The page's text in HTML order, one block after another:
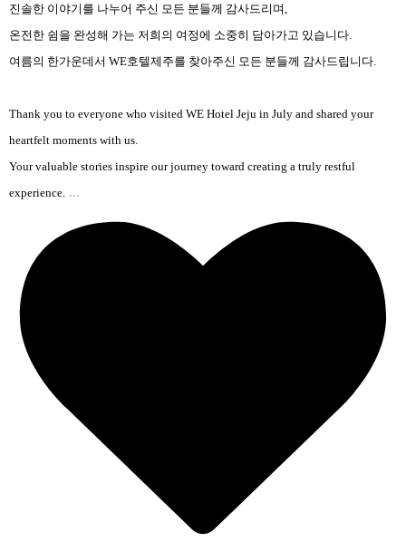
진솔한 이야기를 나누어 주신 모든 분들께 감사드리며,
온전한 쉼을 완성해 가는 저희의 여정에 소중히 담아가고 있습니다.
여름의 한가운데서 WE호텔제주를 찾아주신 모든 분들께 감사드립니다.
Thank you to everyone who visited WE Hotel Jeju in July and shared your
heartfelt moments with us.
Your valuable stories inspire our journey toward creating a truly restful
experience. ...